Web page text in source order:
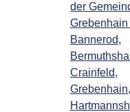
der
Grebenhain
Bannerod,
Crainfeld,
Grebenhain,